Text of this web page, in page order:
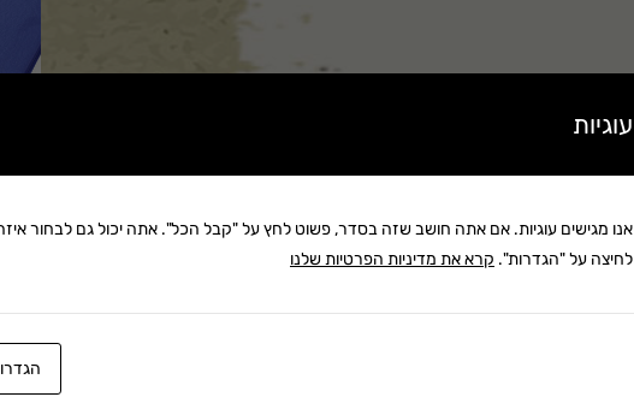
עוגיות
אנו מגישים עוגיות. אם אתה חושב שזה בסדר, פשוט לחץ על "קבל הכל". אתה יכול גם לבחור איזה
לחיצה על "הגדרות". קרא את מדיניות הפרטיות שלנו